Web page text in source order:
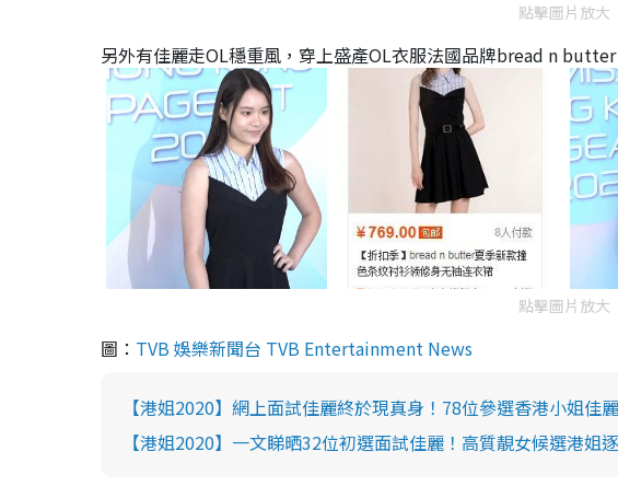
點擊圖片放大
另外有佳麗走OL穩重風，穿上盛產OL衣服法國品牌bread n butter
點擊圖片放大
圖： TVB 娛樂新聞台 TVB Entertainment News
【港姐2020】網上面試佳麗終於現真身！78位參選香港小姐佳
【港姐2020】一文睇晒32位初選面試佳麗！高質靚女候選港姐